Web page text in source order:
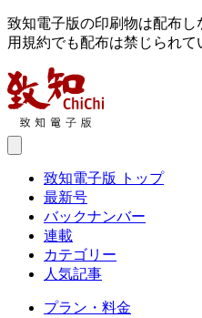
致知電子版の印刷物は配布し
用規約でも配布は禁じられて
致知電子版 トップ
最新号
バックナンバー
連載
カテゴリー
人気記事
プラン・料金